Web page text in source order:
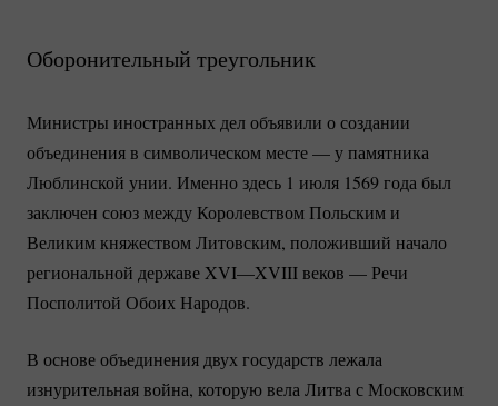
Оборонительный треугольник
Министры иностранных дел объявили о создании
объединения в символическом месте — у памятника
Люблинской унии. Именно здесь 1 июля 1569 года был
заключен союз между Королевством Польским и
Великим княжеством Литовским, положивший начало
региональной державе XVI—XVIII веков — Речи
Посполитой Обоих Народов.
В основе объединения двух государств лежала
изнурительная война, которую вела Литва с Московским